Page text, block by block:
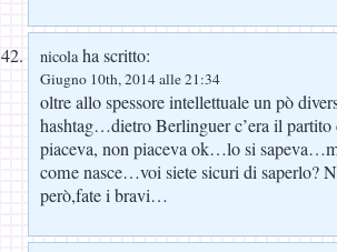
nicolaha scritto:
Giugno 10th, 2014 alle 21:34
oltre allo spessore intellettuale un pò
hashtag…dietro Berlinguer c’era il partito
piaceva, non piaceva ok…lo si
come nasce…voi siete sicuri di saperlo?
però,fate i bravi…